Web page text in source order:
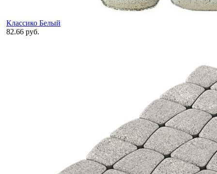
Классико Белый
82.66 руб.